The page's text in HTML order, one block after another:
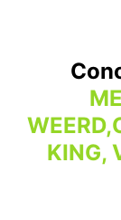
KING,